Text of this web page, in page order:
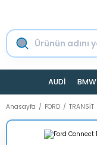
AUDİ BMW
Anasayfa FORD TRANSİT